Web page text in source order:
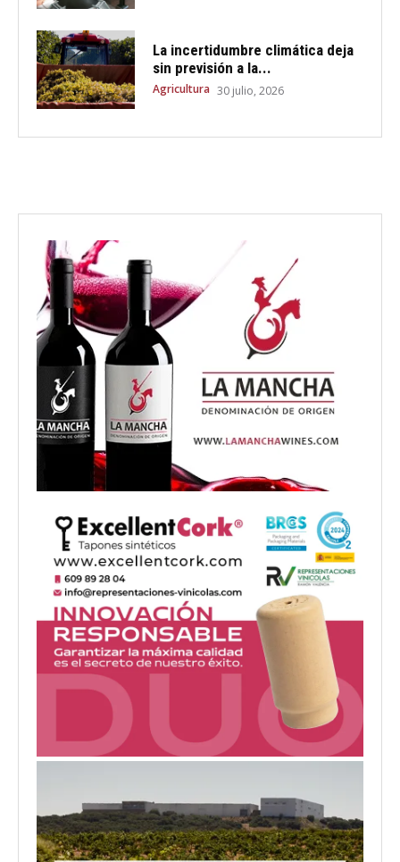
La incertidumbre climática deja
sin previsión a la...
Agricultura 30 julio, 2026